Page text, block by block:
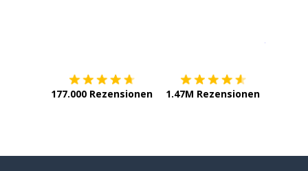
177.000 Rezensionen 1.47M Rezensionen